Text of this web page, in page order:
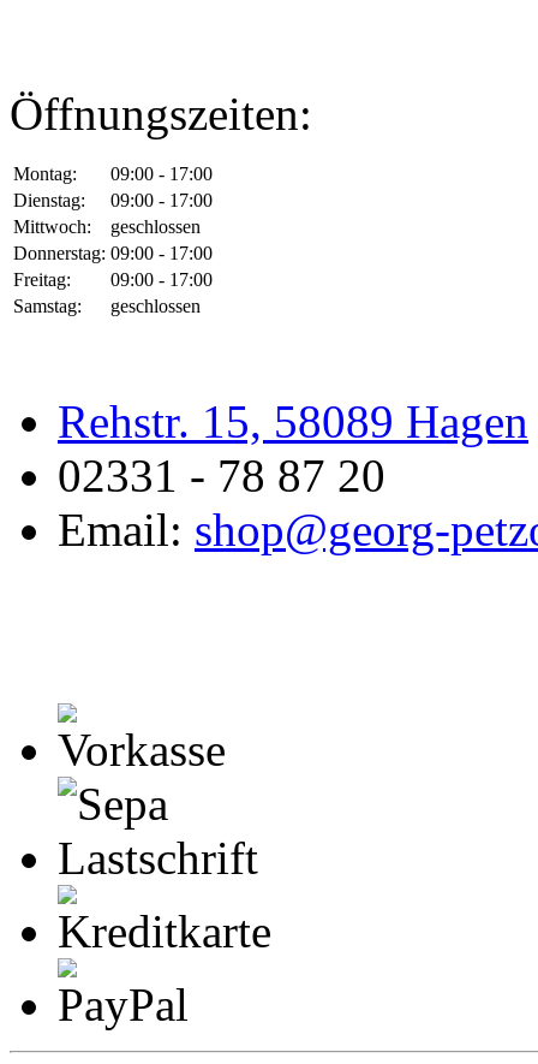
Öffnungszeiten:
Montag:
09:00 - 17:00
Dienstag:
09:00 - 17:00
Mittwoch:
geschlossen
Donnerstag: 09:00 - 17:00
Freitag:
09:00 - 17:00
Samstag:
geschlossen
Rehstr. 15, 58089 Hagen
02331 - 78 87 20
Email: shop@georg-